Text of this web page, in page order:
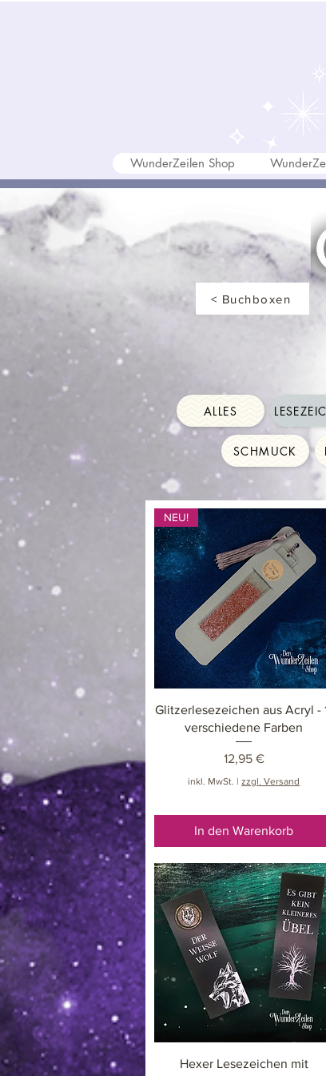
WunderZeilen Shop
< Buchboxen
ALLES
SCHMUCK
Schnellansicht
NEU!
Glitzerlesezeichen aus Acryl -
verschiedene Farben
Preis
12,95 €
inkl. MwSt. |zzgl. Versand
In den Warenkorb
Schnellansicht
Hexer Lesezeichen mit